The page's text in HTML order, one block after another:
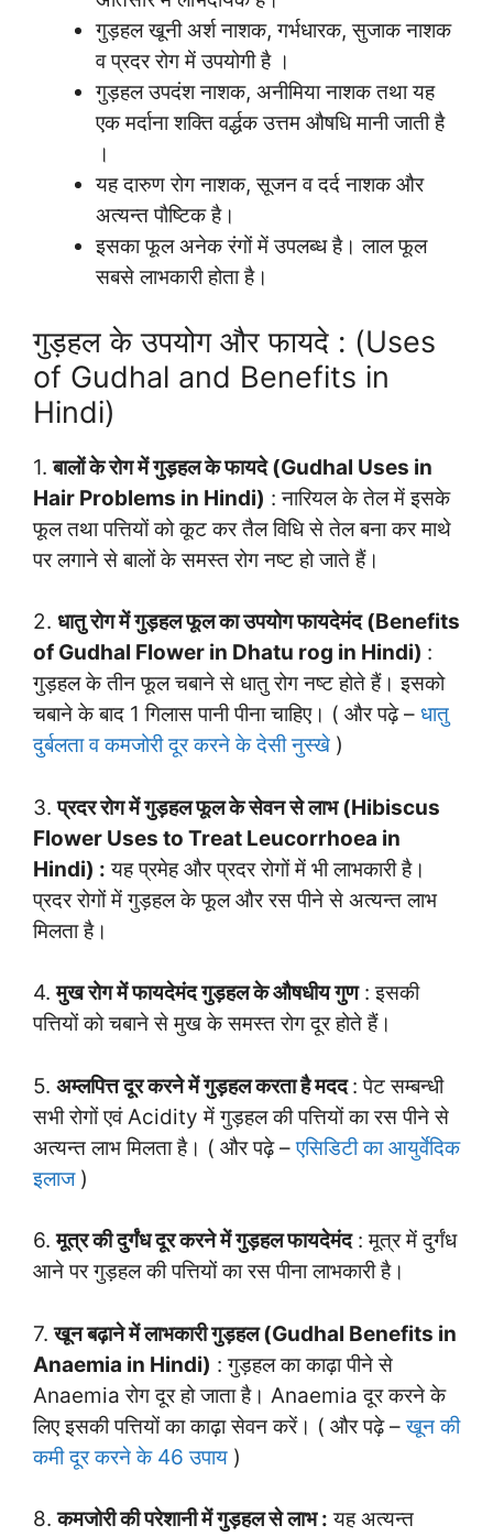
गुड़हल खूनी अर्श नाशक, गर्भधारक, सुजाक नाशक
व प्रदर रोग में उपयोगी है ।
गुड़हल उपदंश नाशक, अनीमिया नाशक तथा यह
एक मर्दाना शक्ति वर्द्धक उत्तम औषधि मानी जाती है
।
यह दारुण रोग नाशक, सूजन व दर्द नाशक और
अत्यन्त पौष्टिक है।
इसका फूल अनेक रंगों में उपलब्ध है। लाल फूल
सबसे लाभकारी होता है।
गुड़हल के उपयोग और फायदे : (Uses
of Gudhal and Benefits in
Hindi)
1.बालों के रोग में गुड़हल के फायदे (Gudhal Uses in
Hair Problems in Hindi) : नारियल के तेल में इसके
फूल तथा पत्तियों को कूट कर तैल विधि से तेल बना कर माथे
पर लगाने से बालों के समस्त रोग नष्ट हो जाते हैं।
2. धातु रोग में गुड़हल फूल का उपयोग फायदेमंद (Benefits
of Gudhal Flower in Dhatu rog in Hindi) :
गुड़हल के तीन फूल चबाने से धातु रोग नष्ट होते हैं। इसको
चबाने के बाद 1 गिलास पानी पीना चाहिए। ( और पढ़े – धातु
दुर्बलता व कमजोरी दूर करने के देसी नुस्खे )
3.प्रदर रोग में गुड़हल फूल के सेवन से लाभ (Hibiscus
Flower Uses to Treat Leucorrhoea in
Hindi) : यह प्रमेह और प्रदर रोगों में भी लाभकारी है।
प्रदर रोगों में गुड़हल के फूल और रस पीने से अत्यन्त लाभ
मिलता है।
4.मुख रोग में फायदेमंद गुड़हल के औषधीय गुण: इसकी
पत्तियों को चबाने से मुख के समस्त रोग दूर होते हैं।
5. अम्लपित्त दूर करने में गुड़हल करता है मदद: पेट सम्बन्धी
सभी रोगों एवं Acidity में गुड़हल की पत्तियों का रस पीने से
अत्यन्त लाभ मिलता है। ( और पढ़े –एसिडिटी का आयुर्वेदिक
इलाज)
6.मूत्र की दुर्गंध दूर करने में गुड़हल फायदेमंद: मूत्र में दुर्गंध
आने पर गुड़हल की पत्तियों का रस पीना लाभकारी है।
7.खून बढ़ाने में लाभकारी गुड़हल (Gudhal Benefits in
Anaemia in Hindi) : गुड़हल का काढ़ा पीने से
Anaemia रोग दूर हो जाता है। Anaemia दूर करने के
लिए इसकी पत्तियों का काढ़ा सेवन करें। ( और पढ़े –खून की
कमी दूर करने के 46 उपाय )
8.कमजोरी की परेशानी में गुड़हल से लाभ : यह अत्यन्त